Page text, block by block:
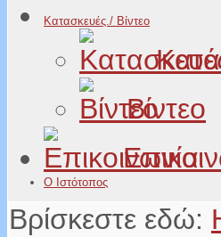
Κατασκευές./ Βίντεο
Βίντεο
Ο Ιστότοπος
Βρίσκεστε εδώ: